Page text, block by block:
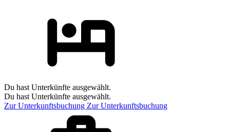
Du hast Unterkünfte ausgewählt.
Du hast Unterkünfte ausgewählt.
Zur Unterkunftsbuchung Zur Unterkunftsbuchung